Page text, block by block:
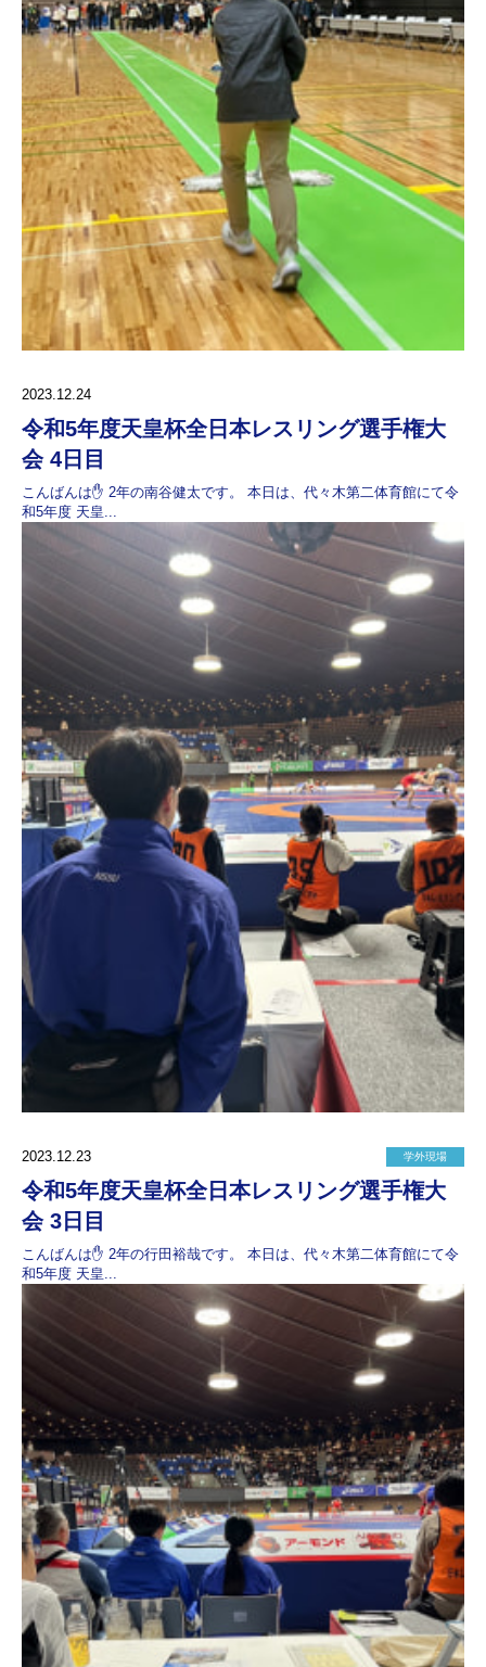
2023.12.24
令和5年度天皇杯全日本レスリング選手権大
会 4日目
こんばんは✋ 2年の南谷健太です。 本日は、代々木第二体育館にて令
和5年度 天皇...
2023.12.23 学外現場
令和5年度天皇杯全日本レスリング選手権大
会 3日目
こんばんは✋ 2年の行田裕哉です。 本日は、代々木第二体育館にて令
和5年度 天皇...